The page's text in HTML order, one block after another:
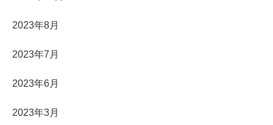
2023年8月
2023年7月
2023年6月
2023年3月